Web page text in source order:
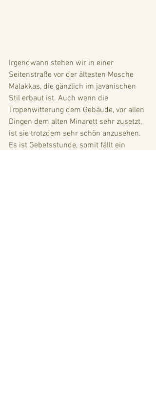
Irgendwann stehen wir in einer
Seitenstraße vor der ältesten Mosche
Malakkas, die gänzlich im javanischen
Stil erbaut ist. Auch wenn die
Tropenwitterung dem Gebäude, vor allen
Dingen dem alten Minarett sehr zusetzt,
ist sie trotzdem sehr schön anzusehen.
Es ist Gebetsstunde, somit fällt ein